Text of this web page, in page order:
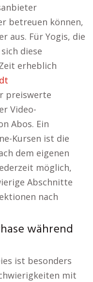
betreuen können,
aus. Für Yogis, die
diese
erheblich
preiswerte
Video-
Abos. Ein
Kursen ist die
dem eigenen
möglich,
Abschnitte
nach
während
ist besonders
mit